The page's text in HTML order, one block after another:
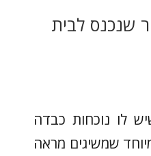
שנכנס לבית
לו נוכחות כבדה
שמשיגים מראה